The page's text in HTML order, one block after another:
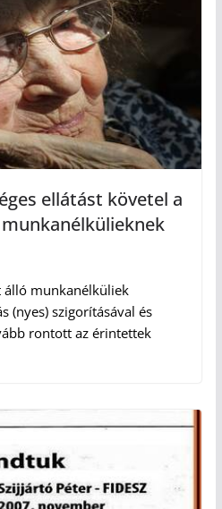
ellátást követel a
álló munkanélküliek
(nyes) szigorításával és
rontott az érintettek